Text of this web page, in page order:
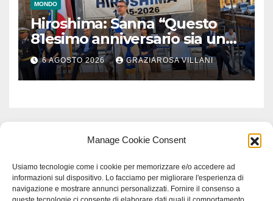
Manage Cookie Consent
Usiamo tecnologie come i cookie per memorizzare e/o accedere ad
informazioni sul dispositivo. Lo facciamo per migliorare l'esperienza di
navigazione e mostrare annunci personalizzati. Fornire il consenso a
MONDO
Hiroshima: Sanna “Questo
81esimo anniversario sia un
monito per tutti”
6 AGOSTO 2026 GRAZIAROSA VILLANI